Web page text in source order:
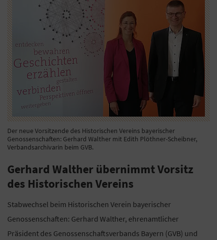
Der neue Vorsitzende des Historischen Vereins bayerischer
Genossenschaften: Gerhard Walther mit Edith Plöthner-Scheibner,
Verbandsarchivarin beim GVB.
Gerhard Walther übernimmt Vorsitz
des Historischen Vereins
Stabwechsel beim Historischen Verein bayerischer
Genossenschaften: Gerhard Walther, ehrenamtlicher
Präsident des Genossenschaftsverbands Bayern (GVB) und